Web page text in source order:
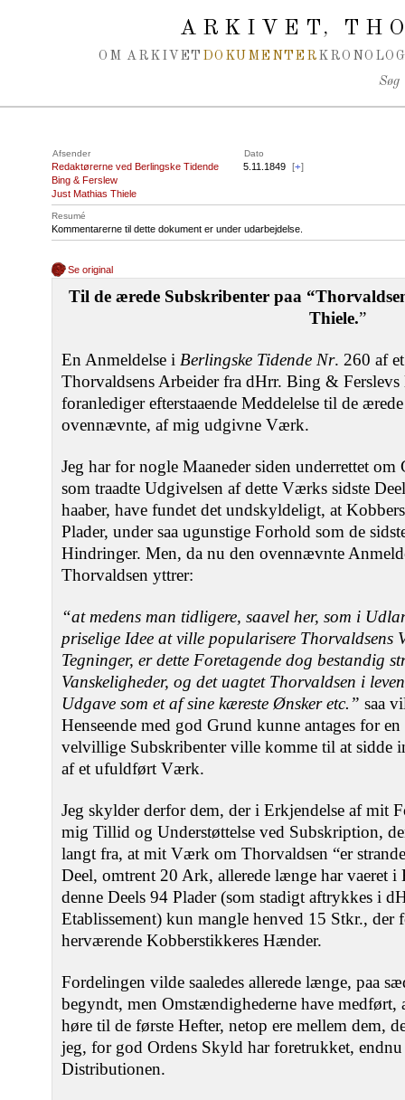
ARKIVET,
OM ARKIVET DOKUMENTER
Søg
Afsender Dato
Redaktørerne ved Berlingske Tidende
Bing & Ferslew
Just Mathias Thiele
5.11.1849 [+]
Resumé
Kommentarerne til dette dokument er under udarbejdelse.
Se original
Til de ærede Subskribenter paa
Thiele.”
En Anmeldelse i Berlingske Tidende Nr. 260 af
Thorvaldsens Arbeider fra dHrr. Bing &
foranlediger efterstaaende Meddelelse til de
ovennævnte, af mig udgivne Værk.
Jeg har for nogle Maaneder siden underrettet
som traadte Udgivelsen af dette Værks sidste
haaber, have fundet det undskyldeligt, at
Plader, under saa ugunstige Forhold som de
Hindringer. Men, da nu den ovennævnte
Thorvaldsen yttrer:
“at medens man tidligere, saavel her, som i
priselige Idee at ville popularisere Thorvaldsens
Tegninger, er dette Foretagende dog bestandig
Vanskeligheder, og det uagtet Thorvaldsen i
Udgave som et af sine kæreste Ønsker etc.” saa
Henseende med god Grund kunne antages for
velvillige Subskribenter ville komme til at sidde
af et ufuldført Værk.
Jeg skylder derfor dem, der i Erkjendelse af mit
mig Tillid og Understøttelse ved Subskription,
langt fra, at mit Værk om Thorvaldsen “er
Deel, omtrent 20 Ark, allerede længe har vaeret
denne Deels 94 Plader (som stadigt aftrykkes i
Etablissement) kun mangle henved 15 Stkr., der
herværende Kobberstikkeres Hænder.
Fordelingen vilde saaledes allerede længe, paa
begyndt, men Omstændighederne have medført,
høre til de første Hefter, netop ere mellem dem,
jeg, for god Ordens Skyld har foretrukket,
Distributionen.